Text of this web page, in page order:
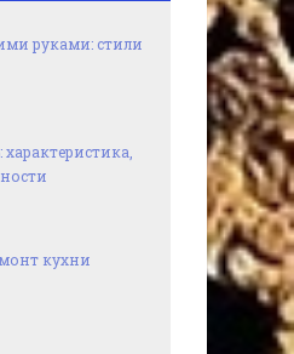
руками: стили
кухни